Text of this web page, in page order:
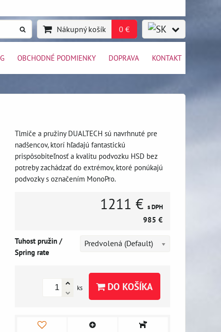
Nákupný košík 0 €
OBCHODNÉ PODMIENKY DOPRAVA KONTAKT
Tlmiče a pružiny DUALTECH sú navrhnuté pre
nadšencov, ktorí hľadajú fantastickú
prispôsobiteľnosť a kvalitu podvozku HSD bez
potreby zachádzať do extrémov, ktoré ponúkajú
podvozky s označením MonoPro.
1211 € s DPH
985 €
Tuhost pružin /
Spring rate
Predvolená (Default)
ks DO KOŠÍKA